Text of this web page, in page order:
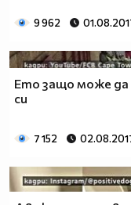
9 962
Ето защо може
си
7 152